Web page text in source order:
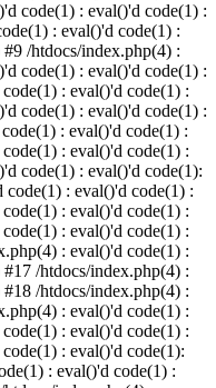
code(1) : eval()'d code(1) :
: eval()'d code(1) :
/htdocs/index.php(4) :
code(1) : eval()'d code(1) :
: eval()'d code(1) :
code(1) : eval()'d code(1) :
: eval()'d code(1) :
: eval()'d code(1) :
code(1) : eval()'d code(1):
: eval()'d code(1) :
: eval()'d code(1) :
: eval()'d code(1) :
: eval()'d code(1) :
/htdocs/index.php(4) :
/htdocs/index.php(4) :
: eval()'d code(1) :
: eval()'d code(1) :
: eval()'d code(1):
: eval()'d code(1) :